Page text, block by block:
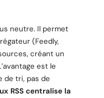
neutre. Il permet
(Feedly,
créant un
est le
de tri, pas de
RSS centralise la